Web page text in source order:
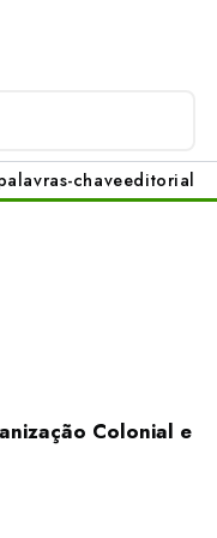
chaveeditorial
Colonial e